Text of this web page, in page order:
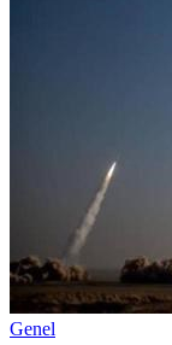
Genel